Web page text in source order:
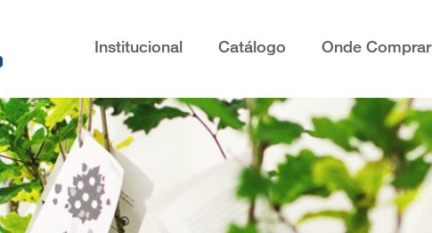
Institucional Catálogo Onde Comprar